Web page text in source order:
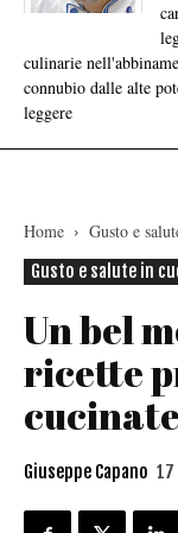
culinarie
connubio dalle alte
leggere
Home
Gusto e
Gusto e salute in
Un bel
ricette
Giuseppe Capano